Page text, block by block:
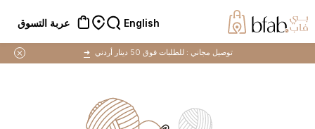
English عربة التسوق
توصيل مجاني : للطلبات فوق 50 دينار أردني ➜